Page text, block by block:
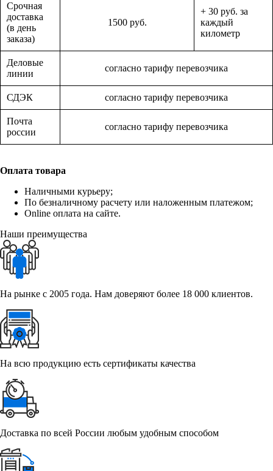
Срочная
доставка
(в день
заказа)
1500 руб.
+ 30 руб. за
каждый
километр
Деловые
линии
согласно тарифу перевозчика
СДЭК согласно тарифу перевозчика
Почта
россии
согласно тарифу перевозчика
Оплата товара
Наличными курьеру;
По безналичному расчету или наложенным платежом;
Online оплата на сайте.
Наши преимущества
На рынке с 2005 года. Нам доверяют более 18 000 клиентов.
На всю продукцию есть сертификаты качества
Доставка по всей России любым удобным способом